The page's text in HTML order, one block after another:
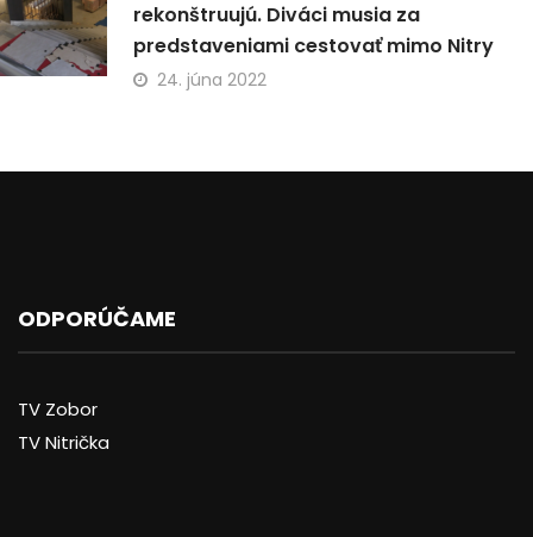
rekonštruujú. Diváci musia za
predstaveniami cestovať mimo Nitry
24. júna 2022
ODPORÚČAME
TV Zobor
TV Nitrička